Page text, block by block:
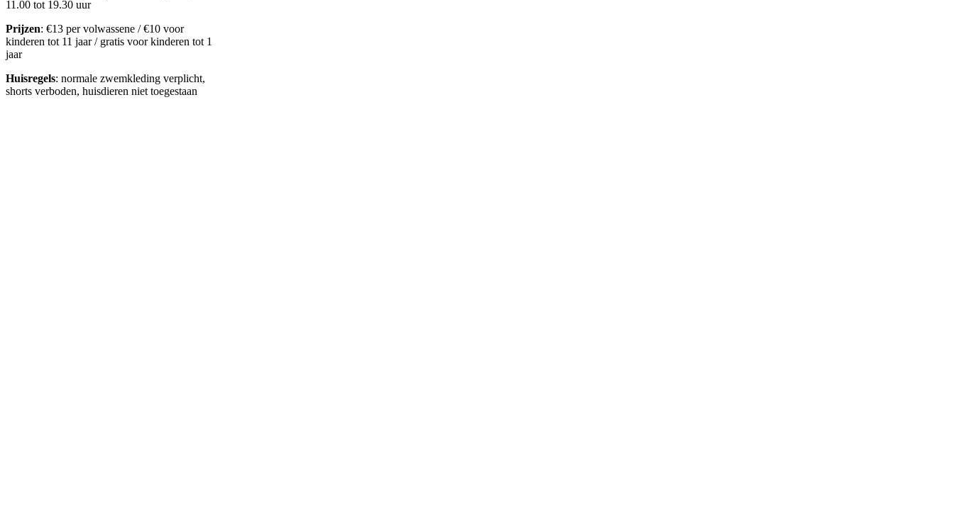
11.00 tot 19.30 uur
Prijzen: €13 per volwassene / €10 voor
kinderen tot 11 jaar / gratis voor kinderen tot 1
jaar
Huisregels: normale zwemkleding verplicht,
shorts verboden, huisdieren niet toegestaan